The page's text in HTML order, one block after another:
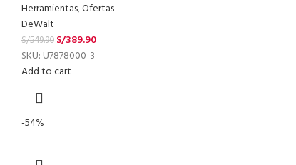
Herramientas,Ofertas
DeWalt
S/549.90 S/389.90
SKU: U7878000-3
Add to cart
-54%